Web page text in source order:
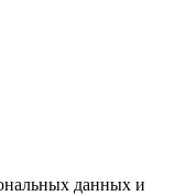
данных и